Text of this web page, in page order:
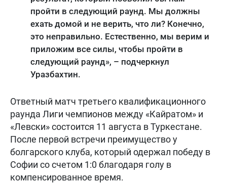
пройти в следующий раунд. Мы должны
ехать домой и не верить, что ли? Конечно,
это неправильно. Естественно, мы верим и
приложим все силы, чтобы пройти в
следующий раунд», – подчеркнул
Уразбахтин.
Ответный матч третьего квалификационного
раунда Лиги чемпионов между «Кайратом» и
«Левски» состоится 11 августа в Туркестане.
После первой встречи преимущество у
болгарского клуба, который одержал победу в
Софии со счетом 1:0 благодаря голу в
компенсированное время.